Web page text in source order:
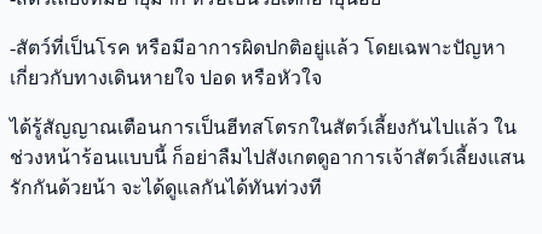
-สัตว์ที่เป็นโรค หรือมีอาการผิดปกติอยู่แล้ว โดยเฉพาะปัญหา
เกี่ยวกับทางเดินหายใจ ปอด หรือหัวใจ
ได้รู้สัญญาณเตือนการเป็นฮีทสโตรกในสัตว์เลี้ยงกันไปแล้ว ใน
ช่วงหน้าร้อนแบบนี้ ก็อย่าลืมไปสังเกตดูอาการเจ้าสัตว์เลี้ยงแสน
รักกันด้วยน้า จะได้ดูแลกันได้ทันท่วงที